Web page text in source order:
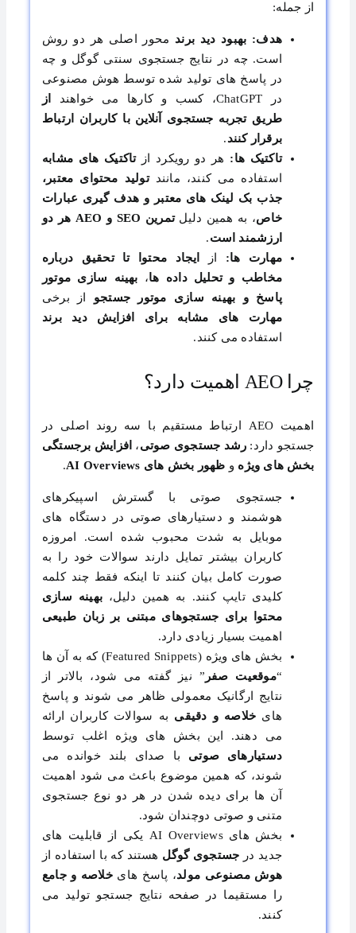
از جمله:
هدف: بهبود دید برند محور اصلی هر دو روش
است. چه در نتایج جستجوی سنتی گوگل و چه
در پاسخ های تولید شده توسط هوش مصنوعی
در ChatGPT، کسب و کارها می خواهند
از
طریق تجربه جستجوی آنلاین با کاربران ارتباط
برقرار کنند.
تاکتیک ها: هر دو رویکرد ازتاکتیک های مشابه
استفاده می کنند، مانندتولید محتوای معتبر،
جذب بک لینک های معتبر و هدف گیری عبارات
خاص، به همین دلیلتمرین
SEO و AEO هر دو
ارزشمند است.
مهارت ها: از
ایجاد محتوا تا تحقیق درباره
مخاطب و تحلیل داده ها، بهینه سازی موتور
پاسخ و بهینه سازی موتور جستجو از برخی
مهارت های مشابه برای افزایش دید برند
استفاده می کنند.
چرا AEO اهمیت دارد؟
اهمیت AEO ارتباط مستقیم با سه روند اصلی در
جستجو دارد: رشد جستجوی صوتی، افزایش برجستگی
بخش های ویژه و ظهور بخش های AI Overviews .
جستجوی صوتی با گسترش اسپیکرهای
هوشمند و دستیارهای صوتی در دستگاه های
موبایل به شدت محبوب شده است. امروزه
کاربران بیشتر تمایل دارند سوالات خود را به
صورت کامل بیان کنند تا اینکه فقط چند کلمه
کلیدی تایپ کنند. به همین دلیل، بهینه سازی
محتوا برای جستجوهای مبتنی بر زبان طبیعی
اهمیت بسیار زیادی دارد.
بخش های ویژه (Featured Snippets) که به آن ها
“موقعیت صفر ” نیز گفته می شود، بالاتر از
نتایج ارگانیک معمولی ظاهر می شوند و پاسخ
های خلاصه و دقیقی به سوالات کاربران ارائه
می دهند. این بخش های ویژه اغلب توسط
دستیارهای صوتی با صدای بلند خوانده می
شوند، که همین موضوع باعث می شود اهمیت
آن ها برای دیده شدن در هر دو نوع جستجوی
متنی و صوتی دوچندان شود.
بخش های AI Overviews یکی از قابلیت های
جدید در جستجوی گوگل هستند که با استفاده از
هوش مصنوعی مولد، پاسخ هایخلاصه و جامع
را مستقیما در صفحه نتایج جستجو تولید می
کنند.